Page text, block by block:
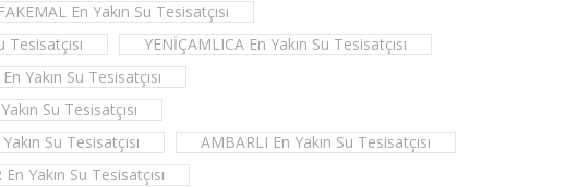
En Yakın Su Tesisatçısı
Tesisatçısı
YENİÇAMLICA En Yakın Su Tesisatçısı
Yakın Su Tesisatçısı
Su Tesisatçısı
Su Tesisatçısı
AMBARLI En Yakın Su Tesisatçısı
Yakın Su Tesisatçısı